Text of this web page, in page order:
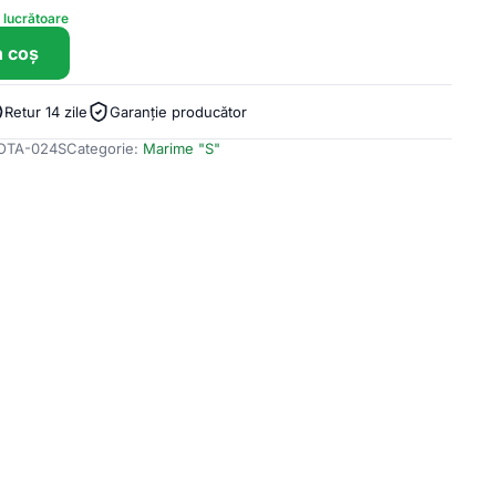
lucrătoare
coș
Retur 14 zile Garanție producător
024SCategorie: Marime "S"